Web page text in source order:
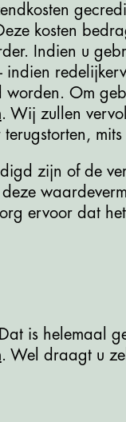
kosten
Indien u
indien
worden. Om
. Wij zullen
zijn of de
ervoor dat
is helemaal
. Wel draagt u